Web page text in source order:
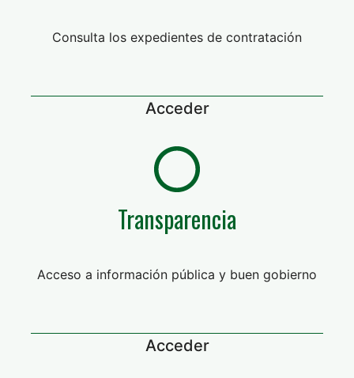
Consulta los expedientes de contratación
Acceder
Transparencia
Acceso a información pública y buen gobierno
Acceder